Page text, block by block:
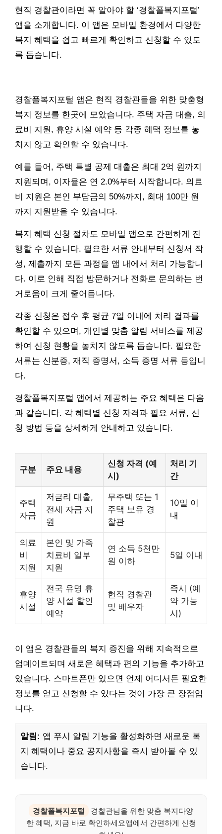
현직 경찰관이라면 꼭 알아야 할 ‘경찰폴복지포털’
앱을 소개합니다. 이 앱은 모바일 환경에서 다양한
복지 혜택을 쉽고 빠르게 확인하고 신청할 수 있도
록 돕습니다.
경찰폴복지포털 앱은 현직 경찰관들을 위한 맞춤형
복지 정보를 한곳에 모았습니다. 주택 자금 대출, 의
료비 지원, 휴양 시설 예약 등 각종 혜택 정보를 놓
치지 않고 확인할 수 있습니다.
예를 들어, 주택 특별 공제 대출은 최대 2억 원까지
지원되며, 이자율은 연 2.0%부터 시작합니다. 의료
비 지원은 본인 부담금의 50%까지, 최대 100만 원
까지 지원받을 수 있습니다.
복지 혜택 신청 절차도 모바일 앱으로 간편하게 진
행할 수 있습니다. 필요한 서류 안내부터 신청서 작
성, 제출까지 모든 과정을 앱 내에서 처리 가능합니
다. 이로 인해 직접 방문하거나 전화로 문의하는 번
거로움이 크게 줄어듭니다.
각종 신청은 접수 후 평균 7일 이내에 처리 결과를
확인할 수 있으며, 개인별 맞춤 알림 서비스를 제공
하여 신청 현황을 놓치지 않도록 돕습니다. 필요한
서류는 신분증, 재직 증명서, 소득 증명 서류 등입니
다.
경찰폴복지포털 앱에서 제공하는 주요 혜택은 다음
과 같습니다. 각 혜택별 신청 자격과 필요 서류, 신
청 방법 등을 상세하게 안내하고 있습니다.
구분 주요 내용
신청 자격 (예
시)
처리 기
간
주택
자금
저금리 대출,
전세 자금 지
원
무주택 또는 1
주택 보유 경
찰관
10일 이
내
의료
비
지원
본인 및 가족
치료비 일부
지원
연 소득 5천만
원 이하
5일 이내
휴양
시설
전국 유명 휴
양 시설 할인
예약
현직 경찰관
및 배우자
즉시 (예
약 가능
시)
이 앱은 경찰관들의 복지 증진을 위해 지속적으로
업데이트되며 새로운 혜택과 편의 기능을 추가하고
있습니다. 스마트폰만 있으면 언제 어디서든 필요한
정보를 얻고 신청할 수 있다는 것이 가장 큰 장점입
니다.
알림: 앱 푸시 알림 기능을 활성화하면 새로운 복
지 혜택이나 중요 공지사항을 즉시 받아볼 수 있
습니다.
경찰폴복지포털
경찰관님을 위한 맞춤 복지다양
한 혜택, 지금 바로 확인하세요앱에서 간편하게 신청